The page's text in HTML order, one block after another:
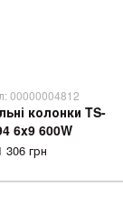
00000004812
колонки TS-
6x9 600W
306 грн